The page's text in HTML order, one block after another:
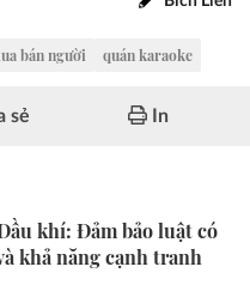
bán người quán karaoke
sẻ In
khí: Đảm bảo luật có
khả năng cạnh tranh